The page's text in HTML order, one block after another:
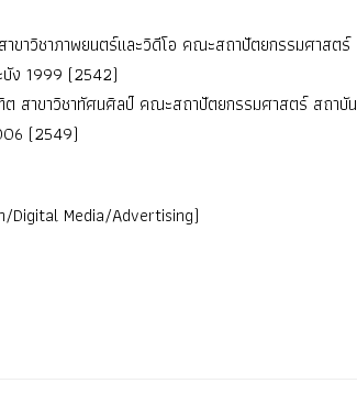
าวิชาภาพยนตร์และวิดีโอ คณะสถาปัตยกรรมศาสตร์
บัง 1999 (2542)
สาขาวิชาทัศนศิลป์ คณะสถาปัตยกรรมศาสตร์ สถาบัน
(2549)
Digital Media/Advertising)